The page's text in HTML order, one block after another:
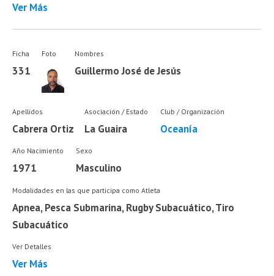
Ver Más
Ficha
331
Foto Nombres
Guillermo José de Jesús
Apellidos
Cabrera Ortiz
Asociación / Estado
La Guaira
Club / Organización
Oceanía
Año Nacimiento
1971
Sexo
Masculino
Modalidades en las que participa como Atleta
Apnea, Pesca Submarina, Rugby Subacuático, Tiro
Subacuático
Ver Detalles
Ver Más